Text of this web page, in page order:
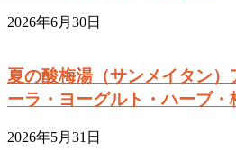
2026年6月30日
夏の酸梅湯（サンメイタン）
ーラ・ヨーグルト・ハーブ・
2026年5月31日